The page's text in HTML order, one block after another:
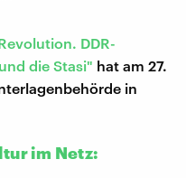
DDR-
die Stasi" hat am 27.
in
im Netz: